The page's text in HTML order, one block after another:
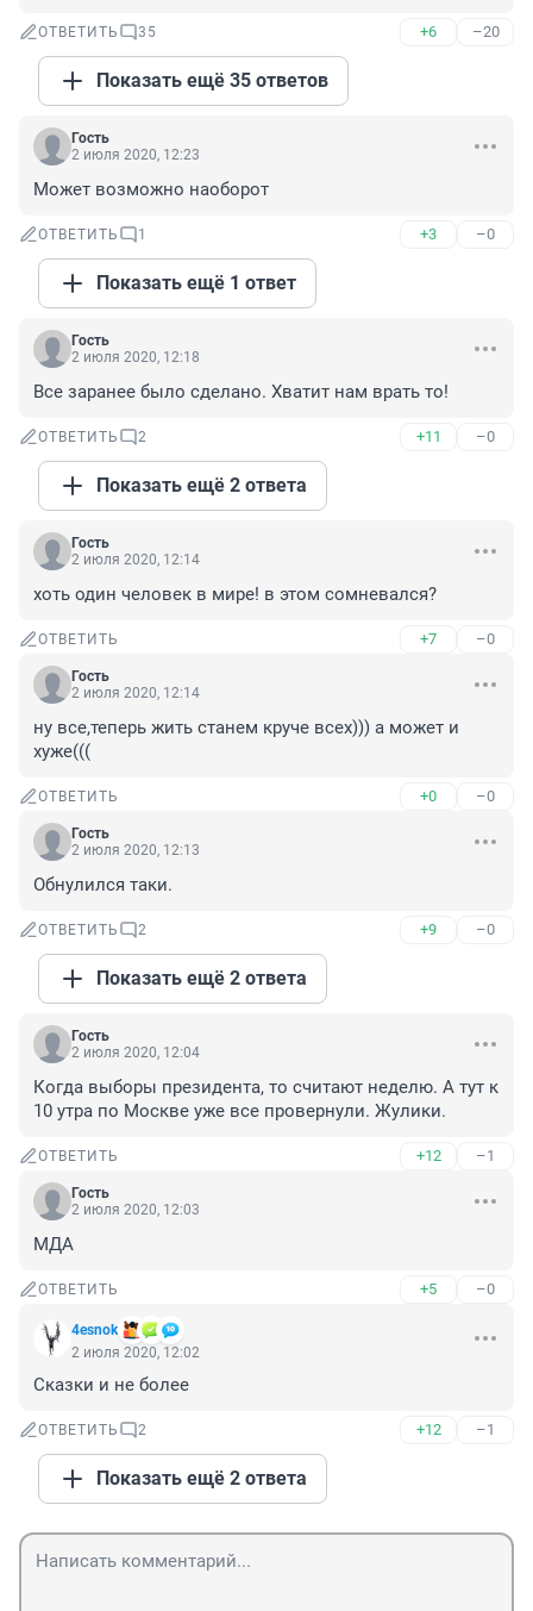
ОТВЕТИТЬ 35 +6 –20
Показать ещё 35 ответов
Гость
2 июля 2020, 12:23
Может возможно наоборот
ОТВЕТИТЬ 1 +3 –0
Показать ещё 1 ответ
Гость
2 июля 2020, 12:18
Все заранее было сделано. Хватит нам врать то!
ОТВЕТИТЬ 2 +11 –0
Показать ещё 2 ответа
Гость
2 июля 2020, 12:14
хоть один человек в мире! в этом сомневался?
ОТВЕТИТЬ +7 –0
Гость
2 июля 2020, 12:14
ну все,теперь жить станем круче всех))) а может и
хуже(((
ОТВЕТИТЬ +0 –0
Гость
2 июля 2020, 12:13
Обнулился таки.
ОТВЕТИТЬ 2 +9 –0
Показать ещё 2 ответа
Гость
2 июля 2020, 12:04
Когда выборы президента, то считают неделю. А тут к
10 утра по Москве уже все провернули. Жулики.
ОТВЕТИТЬ +12 –1
Гость
2 июля 2020, 12:03
МДА
ОТВЕТИТЬ +5 –0
4esnok
2 июля 2020, 12:02
Сказки и не более
ОТВЕТИТЬ 2 +12 –1
Показать ещё 2 ответа